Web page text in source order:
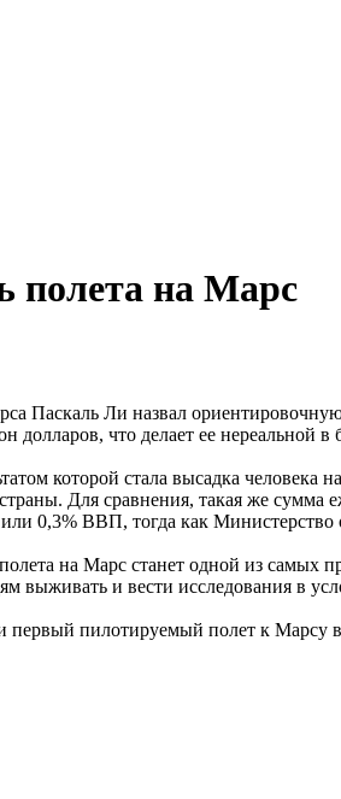
полета на Марс
Паскаль Ли назвал
долларов, что делает ее нереальной
которой стала высадка
Для сравнения, такая же
0,3% ВВП, тогда как Министерство
на Марс станет одной из
выживать и вести исследования в
пилотируемый полет к Марсу в